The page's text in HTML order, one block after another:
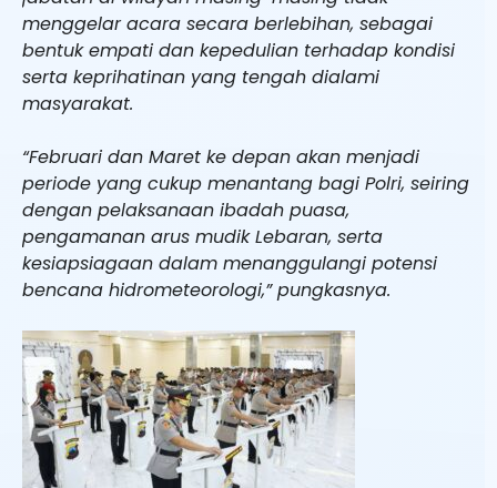
menggelar acara secara berlebihan, sebagai
bentuk empati dan kepedulian terhadap kondisi
serta keprihatinan yang tengah dialami
masyarakat.
“Februari dan Maret ke depan akan menjadi
periode yang cukup menantang bagi Polri, seiring
dengan pelaksanaan ibadah puasa,
pengamanan arus mudik Lebaran, serta
kesiapsiagaan dalam menanggulangi potensi
bencana hidrometeorologi,” pungkasnya.